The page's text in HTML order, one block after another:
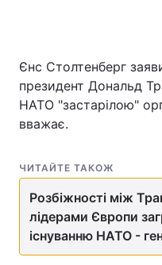
Єнс Столтенберг
президент Дональд
НАТО "застарілою"
вважає.
ЧИТАЙТЕ ТАКОЖ
Розбіжності між
лідерами Європи
існуванню НАТО -